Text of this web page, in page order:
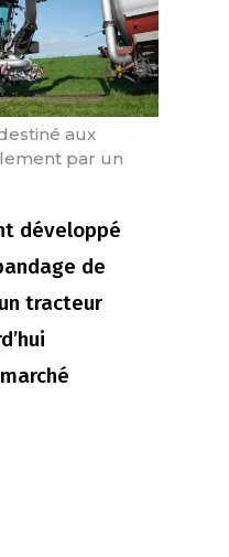
aux
par un
développé
de
tracteur